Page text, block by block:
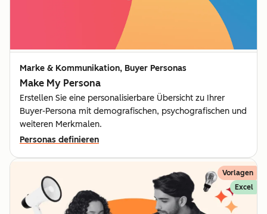
Marke & Kommunikation, Buyer Personas
Make My Persona
Erstellen Sie eine personalisierbare Übersicht zu Ihrer
Buyer-Persona mit demografischen, psychografischen und
weiteren Merkmalen.
Personas definieren
Vorlagen
Excel